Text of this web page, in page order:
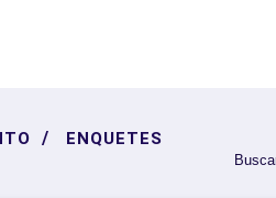
/ ENQUETES